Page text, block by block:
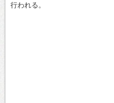
行われる。